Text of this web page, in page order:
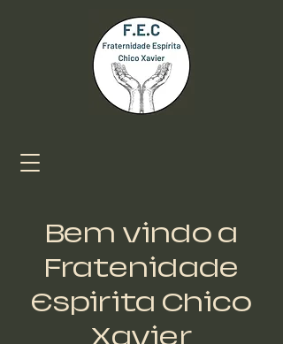
Bem vindo a
Fratenidade
Espirita Chico
Xavier